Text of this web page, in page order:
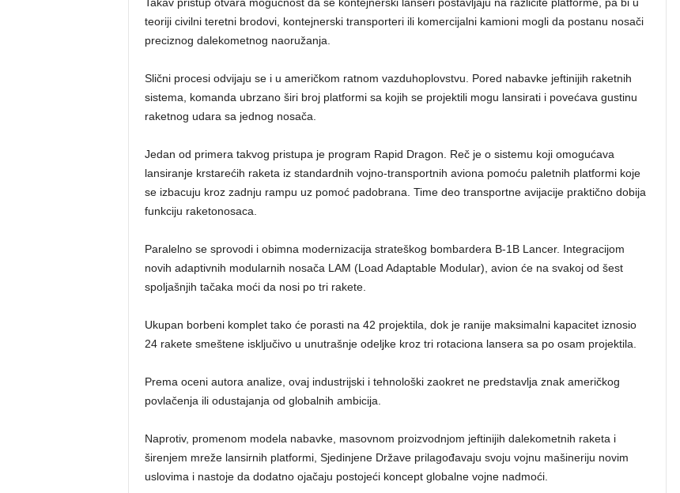
teoriji civilni teretni brodovi, kontejnerski transporteri ili komercijalni kamioni mogli da postanu nosači
preciznog dalekometnog naoružanja.
Slični procesi odvijaju se i u američkom ratnom vazduhoplovstvu. Pored nabavke jeftinijih raketnih
sistema, komanda ubrzano širi broj platformi sa kojih se projektili mogu lansirati i povećava gustinu
raketnog udara sa jednog nosača.
Jedan od primera takvog pristupa je program Rapid Dragon. Reč je o sistemu koji omogućava
lansiranje krstarećih raketa iz standardnih vojno-transportnih aviona pomoću paletnih platformi koje
se izbacuju kroz zadnju rampu uz pomoć padobrana. Time deo transportne avijacije praktično dobija
funkciju raketonosaca.
Paralelno se sprovodi i obimna modernizacija strateškog bombardera B-1B Lancer. Integracijom
novih adaptivnih modularnih nosača LAM (Load Adaptable Modular), avion će na svakoj od šest
spoljašnjih tačaka moći da nosi po tri rakete.
Ukupan borbeni komplet tako će porasti na 42 projektila, dok je ranije maksimalni kapacitet iznosio
24 rakete smeštene isključivo u unutrašnje odeljke kroz tri rotaciona lansera sa po osam projektila.
Prema oceni autora analize, ovaj industrijski i tehnološki zaokret ne predstavlja znak američkog
povlačenja ili odustajanja od globalnih ambicija.
Naprotiv, promenom modela nabavke, masovnom proizvodnjom jeftinijih dalekometnih raketa i
širenjem mreže lansirnih platformi, Sjedinjene Države prilagođavaju svoju vojnu mašineriju novim
uslovima i nastoje da dodatno ojačaju postojeći koncept globalne vojne nadmoći.